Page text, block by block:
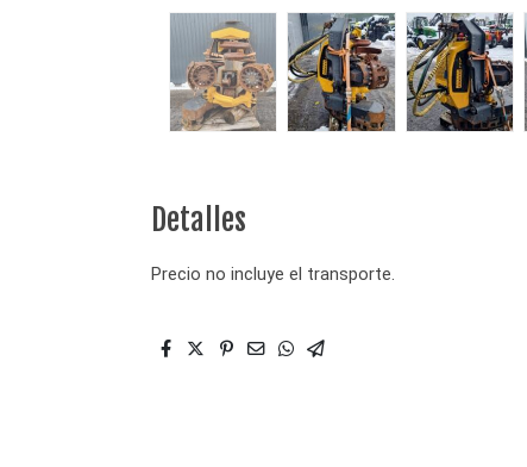
Detalles
Precio no incluye el transporte.